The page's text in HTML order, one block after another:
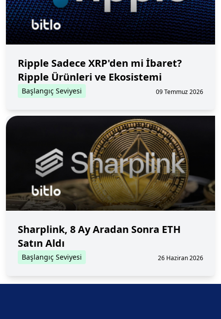
Ripple Sadece XRP'den mi İbaret?
Ripple Ürünleri ve Ekosistemi
Başlangıç Seviyesi 09 Temmuz 2026
Sharplink, 8 Ay Aradan Sonra ETH
Satın Aldı
Başlangıç Seviyesi 26 Haziran 2026